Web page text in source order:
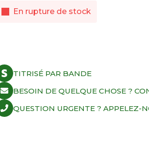
En rupture de stock
TITRISÉ PAR BANDE
BESOIN DE QUELQUE CHOSE ?
QUESTION URGENTE ? APPELEZ-